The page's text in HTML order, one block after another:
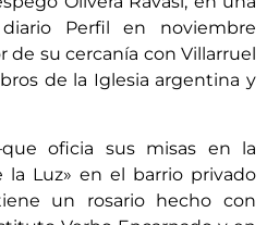
Perfil en noviembre
de su cercanía con Villarruel
de la Iglesia argentina y
oficia sus misas en la
la Luz» en el barrio privado
un rosario hecho con